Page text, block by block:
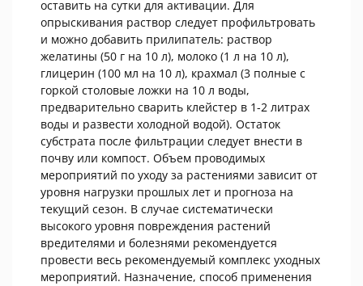
оставить на сутки для активации. Для
опрыскивания раствор следует профильтровать
и можно добавить прилипатель: раствор
желатины (50 г на 10 л), молоко (1 л на 10 л),
глицерин (100 мл на 10 л), крахмал (3 полные с
горкой столовые ложки на 10 л воды,
предварительно сварить клейстер в 1-2 литрах
воды и развести холодной водой). Остаток
субстрата после фильтрации следует внести в
почву или компост. Объем проводимых
мероприятий по уходу за растениями зависит от
уровня нагрузки прошлых лет и прогноза на
текущий сезон. В случае систематически
высокого уровня повреждения растений
вредителями и болезнями рекомендуется
провести весь рекомендуемый комплекс уходных
мероприятий. Назначение, способ применения